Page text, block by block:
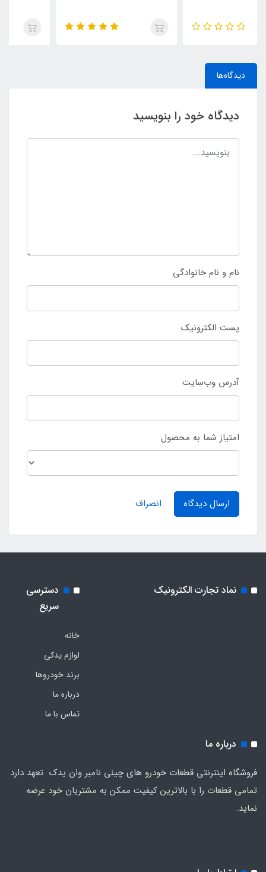
دیدگاه‌ها
دیدگاه خود را بنویسید
نام و نام خانوادگی
پست الکترونیک
آدرس وب‌سایت
امتیاز شما به محصول
ارسال دیدگاه انصراف
نماد تجارت الکترونیک
دسترسی
سریع
خانه
لوازم یدکی
برند خودروها
درباره ما
تماس با ما
درباره ما
فروشگاه اینترنتی قطعات خودرو های چینی نامبر وان یدک تعهد دارد
تمامی قطعات را با بالاترین کیفیت ممکن به مشتریان خود عرضه
نماید.